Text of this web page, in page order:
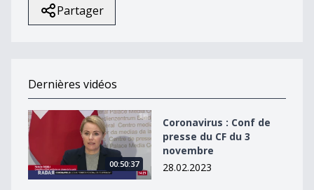
Partager
Dernières vidéos
Coronavirus : Conf de presse du CF du 3 novembre
00:50:37
Coronavirus : Conf de
presse du CF du 3
novembre
28.02.2023